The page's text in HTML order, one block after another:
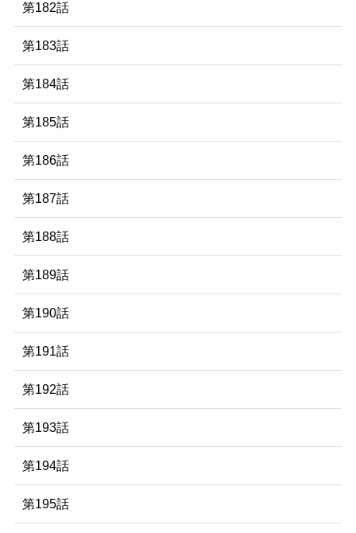
第182話
第183話
第184話
第185話
第186話
第187話
第188話
第189話
第190話
第191話
第192話
第193話
第194話
第195話